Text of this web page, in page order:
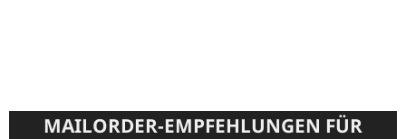
MAILORDER-EMPFEHLUNGEN FÜR